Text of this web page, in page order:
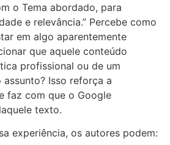
o Tema abordado, para
e relevância.” Percebe como
em algo aparentemente
que aquele conteúdo
profissional ou de um
Isso reforça a
faz com que o Google
texto.
experiência, os autores podem: